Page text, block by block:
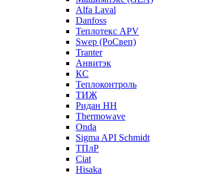
Alfa Laval
Danfoss
Теплотекс APV
Swep (РоСвеп)
Tranter
Анвитэк
КС
Теплоконтроль
ТИЖ
Ридан НН
Thermowave
Onda
Sigma API Schmidt
ТПлР
Ciat
Hisaka